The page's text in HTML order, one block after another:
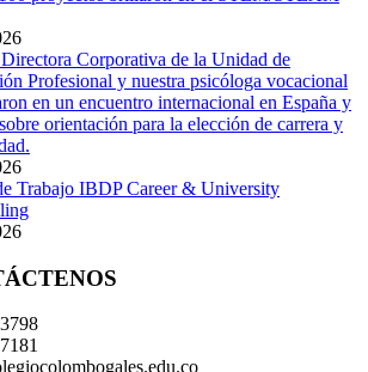
Corporativa de la Unidad de
Profesional y nuestra psicóloga vocacional
en un encuentro internacional en España y
orientación para la elección de carrera y
Trabajo IBDP Career & University